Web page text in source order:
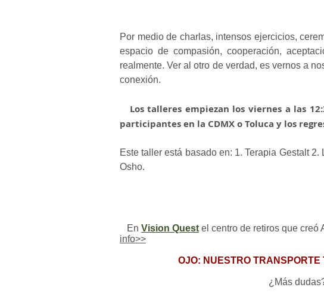
Por medio de charlas, intensos ejercicios,
espacio de compasión, cooperación,
realmente. Ver al otro de verdad, es vernos a
conexión.
Los talleres empiezan los viernes a las
participantes en la CDMX o Toluca y los
Este taller está basado en: 1. Terapia Gestalt
Osho.
En Vision Quest el centro de retiros que creó
info>>
OJO: NUESTRO
¿Más